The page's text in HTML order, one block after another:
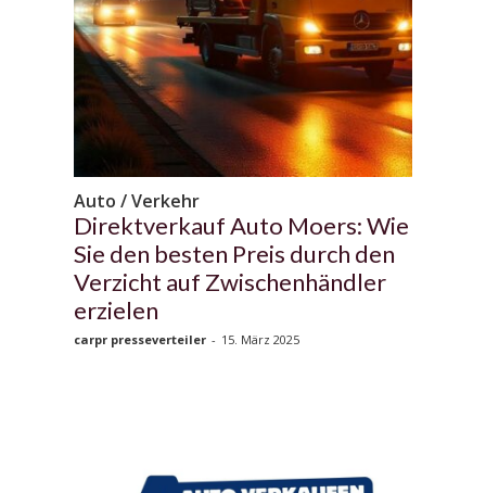
Auto / Verkehr
Direktverkauf Auto Moers: Wie
Sie den besten Preis durch den
Verzicht auf Zwischenhändler
erzielen
carpr presseverteiler - 15. März 2025